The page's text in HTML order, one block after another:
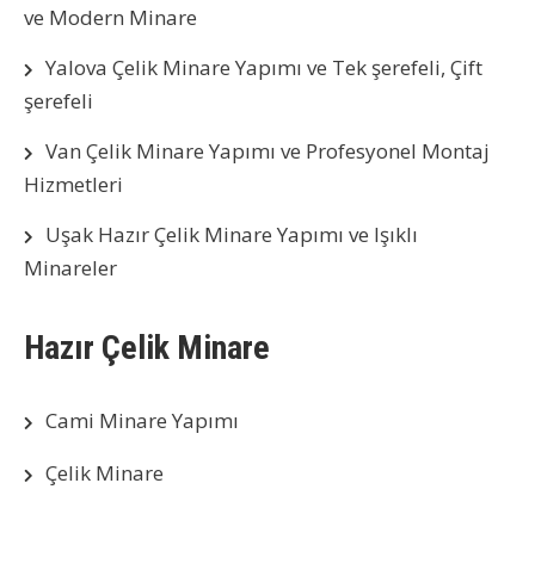
ve Modern Minare
Yalova Çelik Minare Yapımı ve Tek şerefeli, Çift
şerefeli
Van Çelik Minare Yapımı ve Profesyonel Montaj
Hizmetleri
Uşak Hazır Çelik Minare Yapımı ve Işıklı
Minareler
Hazır Çelik Minare
Cami Minare Yapımı
Çelik Minare